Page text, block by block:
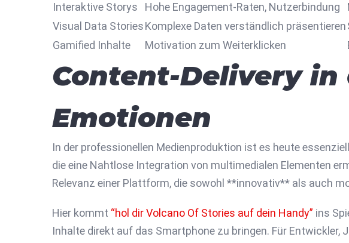
Interaktive Storys
Hohe Engagement-Raten, Nutzerbindung
Visual Data StoriesKomplexe Daten verständlich präsentieren
Gamified Inhalte
Motivation zum Weiterklicken
Content-Delivery in
Emotionen
In der professionellen Medienproduktion ist es heute
die eine Nahtlose Integration von multimedialen Elementen
Relevanz einer Plattform, die sowohl **innovativ** als auch
Hier kommt “hol dir Volcano Of Stories auf dein Handy” ins
Inhalte direkt auf das Smartphone zu bringen. Für